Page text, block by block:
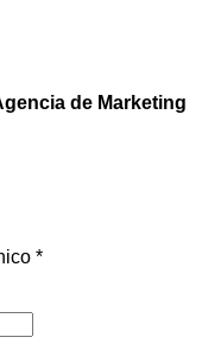
de Marketing
*Obligatorio